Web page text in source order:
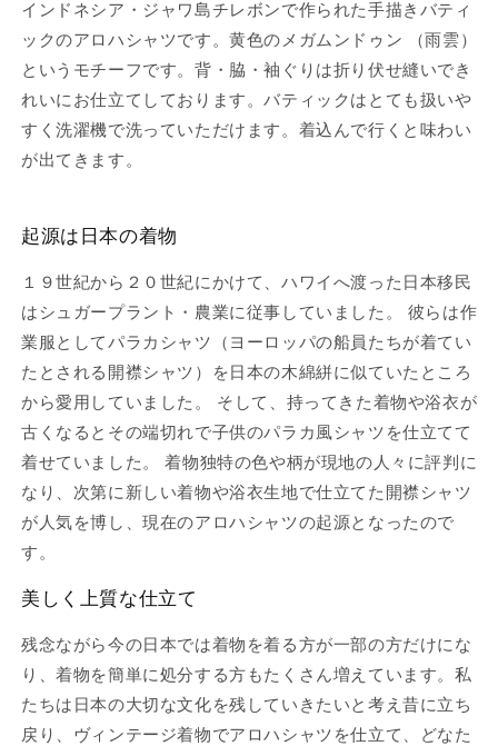
インドネシア・ジャワ島チレボンで作られた手描きバティ
ックのアロハシャツです。黄色のメガムンドゥン （雨雲）
というモチーフです。背・脇・袖ぐりは折り伏せ縫いでき
れいにお仕立てしております。バティックはとても扱いや
すく洗濯機で洗っていただけます。着込んで行くと味わい
が出てきます。
起源は日本の着物
１９世紀から２０世紀にかけて、ハワイへ渡った日本移民
はシュガープラント・農業に従事していました。 彼らは作
業服としてパラカシャツ（ヨーロッパの船員たちが着てい
たとされる開襟シャツ）を日本の木綿絣に似ていたところ
から愛用していました。 そして、持ってきた着物や浴衣が
古くなるとその端切れで子供のパラカ風シャツを仕立てて
着せていました。 着物独特の色や柄が現地の人々に評判に
なり、次第に新しい着物や浴衣生地で仕立てた開襟シャツ
が人気を博し、現在のアロハシャツの起源となったので
す。
美しく上質な仕立て
残念ながら今の日本では着物を着る方が一部の方だけにな
り、着物を簡単に処分する方もたくさん増えています。私
たちは日本の大切な文化を残していきたいと考え昔に立ち
戻り、ヴィンテージ着物でアロハシャツを仕立て、どなた